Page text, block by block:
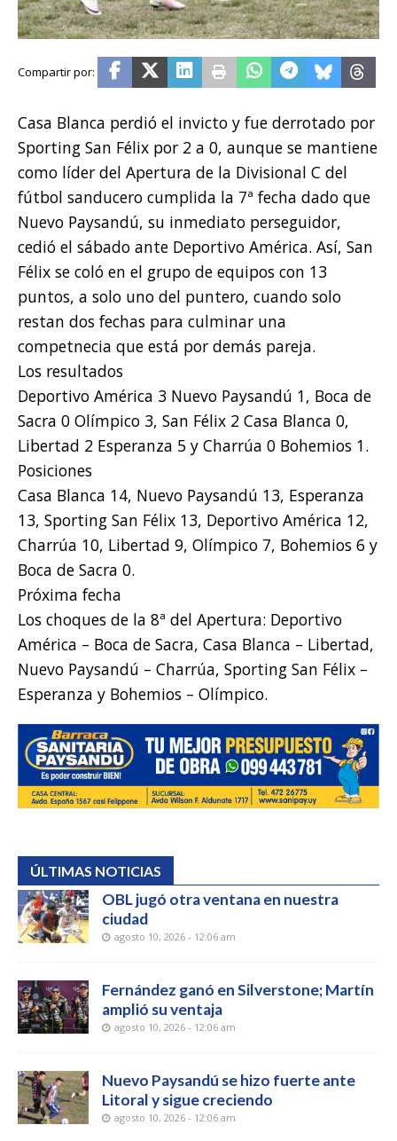
Casa Blanca perdió el invicto y fue derrotado por
Sporting San Félix por 2 a 0, aunque se mantiene
como líder del Apertura de la Divisional C del
fútbol sanducero cumplida la 7ª fecha dado que
Nuevo Paysandú, su inmediato perseguidor,
cedió el sábado ante Deportivo América. Así, San
Félix se coló en el grupo de equipos con 13
puntos, a solo uno del puntero, cuando solo
restan dos fechas para culminar una
competnecia que está por demás pareja.
Los resultados
Deportivo América 3 Nuevo Paysandú 1, Boca de
Sacra 0 Olímpico 3, San Félix 2 Casa Blanca 0,
Libertad 2 Esperanza 5 y Charrúa 0 Bohemios 1.
Posiciones
Casa Blanca 14, Nuevo Paysandú 13, Esperanza
13, Sporting San Félix 13, Deportivo América 12,
Charrúa 10, Libertad 9, Olímpico 7, Bohemios 6 y
Boca de Sacra 0.
Próxima fecha
Los choques de la 8ª del Apertura: Deportivo
América – Boca de Sacra, Casa Blanca – Libertad,
Nuevo Paysandú – Charrúa, Sporting San Félix –
Esperanza y Bohemios – Olímpico.
ÚLTIMAS NOTICIAS
OBL jugó otra ventana en nuestra
ciudad
agosto 10, 2026 - 12:06 am
Fernández ganó en Silverstone; Martín
amplió su ventaja
agosto 10, 2026 - 12:06 am
Nuevo Paysandú se hizo fuerte ante
Litoral y sigue creciendo
agosto 10, 2026 - 12:06 am